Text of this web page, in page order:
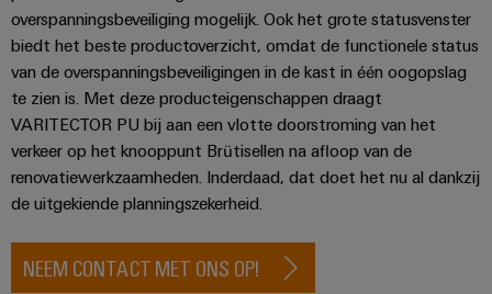
industrie
Spoorweg
Moderne
en
digitale
oplossingen
voor
klimaatvriendelijke
mobiliteit
in
het
spoorvervoer
PCB-
klemmen
PCB-
connectorservices
Original
Equipment
Manufacturer
(OEM)
Industrial
AI
Toegang
op
afstand
Industrieel
easyConnect
overspanningsbeveiliging mogelijk. Ook het grote statusvenster
biedt het beste productoverzicht, omdat de functionele status
van de overspanningsbeveiligingen in de kast in één oogopslag
te zien is. Met deze producteigenschappen draagt
VARITECTOR PU bij aan een vlotte doorstroming van het
verkeer op het knooppunt Brütisellen na afloop van de
renovatiewerkzaamheden. Inderdaad, dat doet het nu al dankzij
de uitgekiende planningszekerheid.
NEEM CONTACT MET ONS OP!